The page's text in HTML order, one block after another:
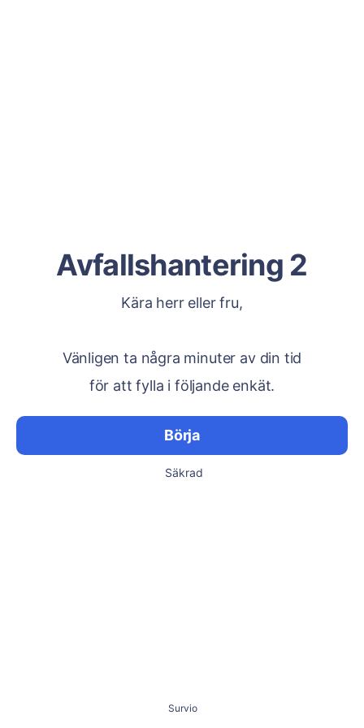
Avfallshantering 2
Kära herr eller fru,
Vänligen ta några minuter av din tid
för att fylla i följande enkät.
Börja
Säkrad
Survio